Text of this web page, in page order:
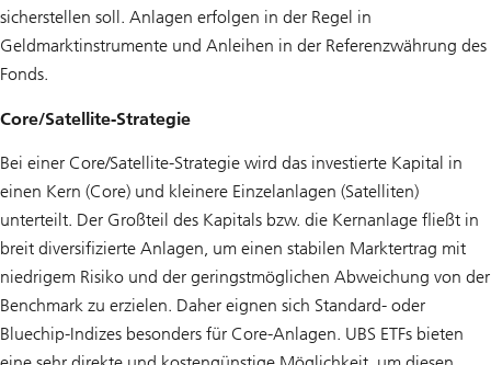
sicherstellen soll. Anlagen erfolgen in der Regel in
Geldmarktinstrumente und Anleihen in der Referenzwährung des
Fonds.
Core/Satellite-Strategie
Bei einer Core/Satellite-Strategie wird das investierte Kapital in
einen Kern (Core) und kleinere Einzelanlagen (Satelliten)
unterteilt. Der Großteil des Kapitals bzw. die Kernanlage fließt in
breit diversifizierte Anlagen, um einen stabilen Marktertrag mit
niedrigem Risiko und der geringstmöglichen Abweichung von der
Benchmark zu erzielen. Daher eignen sich Standard- oder
Bluechip-Indizes besonders für Core-Anlagen. UBS ETFs bieten